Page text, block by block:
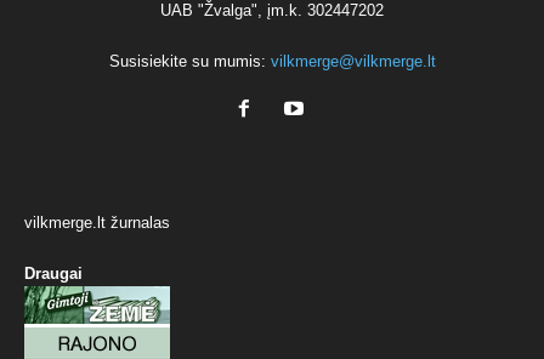
UAB "Žvalga", įm.k. 302447202
Susisiekite su mumis: vilkmerge@vilkmerge.lt
vilkmerge.lt žurnalas
Draugai